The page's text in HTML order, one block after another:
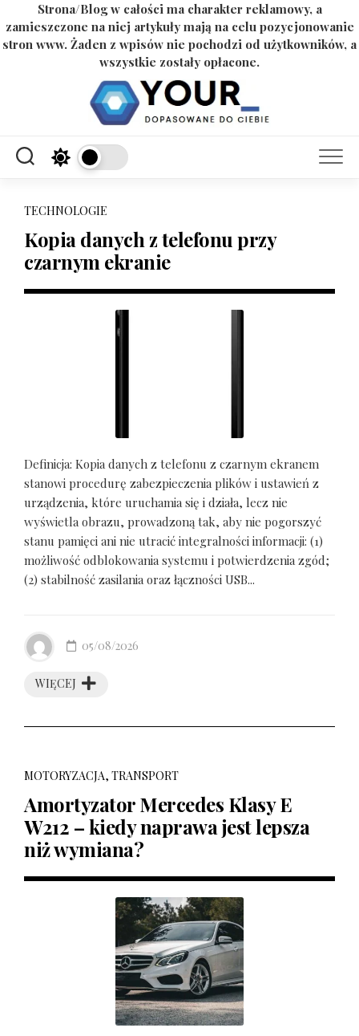
Strona/Blog w całości ma charakter reklamowy, a
zamieszczone na niej artykuły mają na celu pozycjonowanie
stron www. Żaden z wpisów nie pochodzi od użytkowników, a
wszystkie zostały opłacone.
TECHNOLOGIE
Kopia danych z telefonu przy
czarnym ekranie
Definicja: Kopia danych z telefonu z czarnym ekranem
stanowi procedurę zabezpieczenia plików i ustawień z
urządzenia, które uruchamia się i działa, lecz nie
wyświetla obrazu, prowadzoną tak, aby nie pogorszyć
stanu pamięci ani nie utracić integralności informacji: (1)
możliwość odblokowania systemu i potwierdzenia zgód;
(2) stabilność zasilania oraz łączności USB...
WIĘCEJ
05/08/2026
MOTORYZACJA, TRANSPORT
Amortyzator Mercedes Klasy E
W212 – kiedy naprawa jest lepsza
niż wymiana?